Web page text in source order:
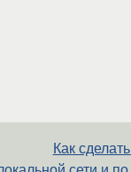
Как